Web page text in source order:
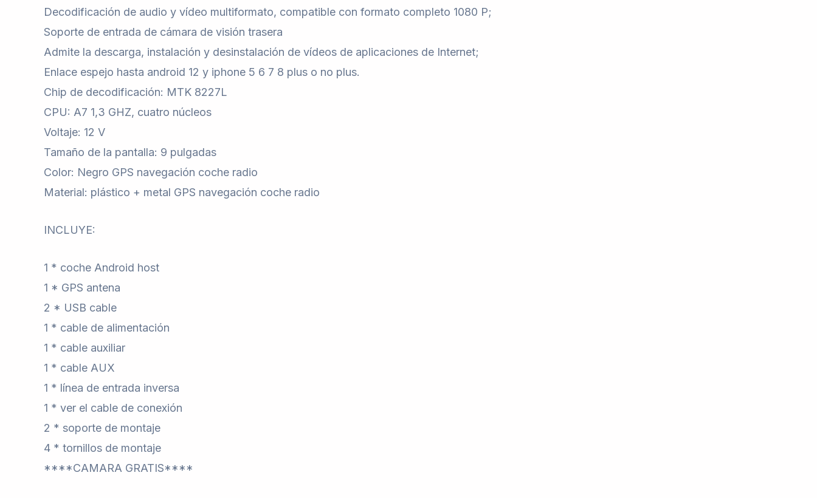
Decodificación de audio y vídeo multiformato, compatible con formato completo 1080 P;
Soporte de entrada de cámara de visión trasera
Admite la descarga, instalación y desinstalación de vídeos de aplicaciones de Internet;
Enlace espejo hasta android 12 y iphone 5 6 7 8 plus o no plus.
Chip de decodificación: MTK 8227L
CPU: A7 1,3 GHZ, cuatro núcleos
Voltaje: 12 V
Tamaño de la pantalla: 9 pulgadas
Color: Negro GPS navegación coche radio
Material: plástico + metal GPS navegación coche radio
INCLUYE:
1 * coche Android host
1 * GPS antena
2 * USB cable
1 * cable de alimentación
1 * cable auxiliar
1 * cable AUX
1 * línea de entrada inversa
1 * ver el cable de conexión
2 * soporte de montaje
4 * tornillos de montaje
****CAMARA GRATIS****